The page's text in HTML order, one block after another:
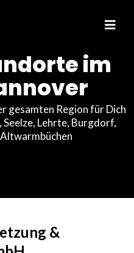
im
gesamten Region für Dich
Seelze, Lehrte, Burgdorf,
&